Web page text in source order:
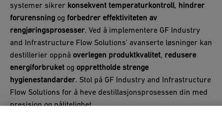
systemer sikrer konsekvent temperaturkontroll, hindrer
forurensning og forbedrer effektiviteten av
rengjøringsprosesser. Ved å implementere GF Industry
and Infrastructure Flow Solutions' avanserte løsninger kan
destillerier oppnå overlegen produktkvalitet, redusere
energiforbruket og opprettholde strenge
hygienestandarder. Stol på GF Industry and Infrastructure
Flow Solutions for å heve destillasjonsprosessen din med
presisjon og pålitelighet.